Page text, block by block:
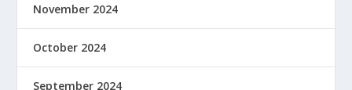
November 2024
October 2024
September 2024